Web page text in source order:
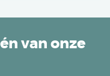
van onze